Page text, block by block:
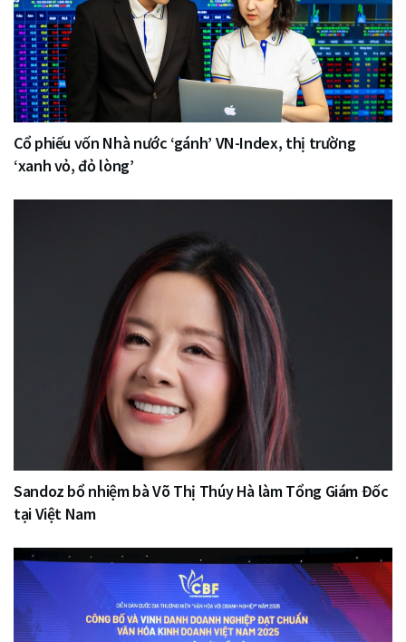
Cổ phiếu vốn Nhà nước ‘gánh’ VN-Index, thị trường
‘xanh vỏ, đỏ lòng’
Sandoz bổ nhiệm bà Võ Thị Thúy Hà làm Tổng Giám Đốc
tại Việt Nam